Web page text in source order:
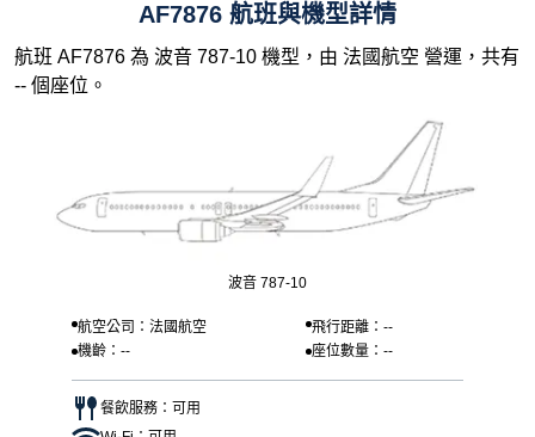
AF7876 航班與機型詳情
航班 AF7876 為 波音 787-10 機型，由 法國航空 營運，共有
-- 個座位。
波音 787-10
航空公司：法國航空
飛行距離：--
機齡：--
座位數量：--
餐飲服務：可用